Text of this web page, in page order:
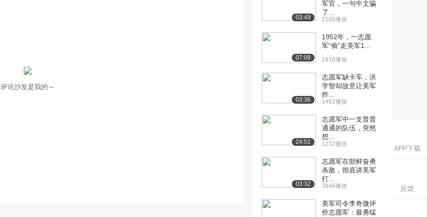
APP下载
反馈
评论沙发是我的～
03:49
军官，一句中文骗
了...
2108播放
07:09
1952年，一志愿
军“偷”走美军1...
1816播放
03:36
志愿军缺卡车，洪
学智却故意让美军
炸...
1482播放
24:51
志愿军中一支普普
通通的队伍，突然
想...
1232播放
03:32
志愿军在朝鲜奋勇
杀敌，彻底讲美军
打...
3846播放
美军司令李奇微评
价志愿军：最勇猛